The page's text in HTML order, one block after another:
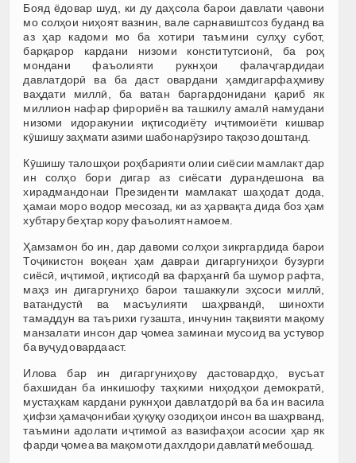
Бояд ёдовар шуд, ки ду даҳсола барои давлати ҷавони
мо солҳои ниҳоят вазнин, вале сарнавиштсоз буданд ва
аз ҳар кадоми мо ба хотири таъмини сулҳу субот,
барқарор кардани низоми конститутсионӣ, ба роҳ
мондани фаъолияти рукнҳои фалаҷгардидаи
давлатдорӣ ва ба даст овардани ҳамдигарфаҳмиву
ваҳдати миллӣ, ба ватан баргардонидани қариб як
миллион нафар фирориён ва ташкилу амалӣ намудани
низоми идоракунии иқтисодиёту иҷтимоиёти кишвар
кӯшишу заҳмати азими шабонарӯзиро тақозо доштанд.
Кӯшишу талошҳои роҳбарияти олии сиёсии мамлакт дар
ин солҳо бори дигар аз сиёсати дурандешона ва
хирадмандонаи Президенти мамлакат шаҳодат дода,
ҳамаи моро водор месозад, ки аз ҳарвақта дида боз ҳам
хубтару беҳтар кору фаъолият намоем.
Ҳамзамон бо ин, дар давоми солҳои зикргардида барои
Тоҷикистон воқеан ҳам давраи дигаргуниҳои бузурги
сиёсӣ, иҷтимоӣ, иқтисодӣ ва фарҳангӣ ба шумор рафта,
маҳз ин дигаргуниҳо барои ташаккули эҳсоси миллӣ,
ватандустӣ ва масъулияти шаҳрвандӣ, шинохти
тамаддун ва таърихи гузашта, инчунин тақвияти мақому
манзалати инсон дар ҷомеа заминаи мусоид ва устувор
ба вуҷуд овардааст.
Илова бар ин дигаргуниҳову дастовардҳо, вусъат
бахшидан ба инкишофу таҳкими ниҳодҳои демократӣ,
мустаҳкам кардани рукнҳои давлатдорӣ ва ба ин васила
ҳифзи ҳамаҷонибаи ҳуқуқу озодиҳои инсон ва шаҳрванд,
таъмини адолати иҷтимоӣ аз вазифаҳои асосии ҳар як
фарди ҷомеа ва мақомоти дахлдори давлатӣ мебошад.